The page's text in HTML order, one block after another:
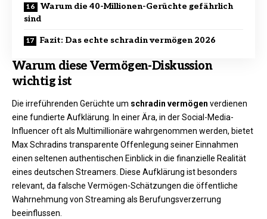
Warum die 40-Millionen-Gerüchte gefährlich
sind
Fazit: Das echte schradin vermögen 2026
Warum diese Vermögen-Diskussion
wichtig ist
Die irreführenden Gerüchte um schradin vermögen verdienen
eine fundierte Aufklärung. In einer Ära, in der Social-Media-
Influencer oft als Multimillionäre wahrgenommen werden, bietet
Max Schradins transparente Offenlegung seiner Einnahmen
einen seltenen authentischen Einblick in die finanzielle Realität
eines deutschen Streamers. Diese Aufklärung ist besonders
relevant, da falsche Vermögen-Schätzungen die öffentliche
Wahrnehmung von Streaming als Berufungsverzerrung
beeinflussen.